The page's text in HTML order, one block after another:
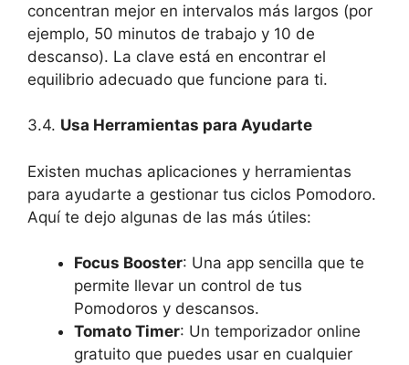
concentran mejor en intervalos más largos (por
ejemplo, 50 minutos de trabajo y 10 de
descanso). La clave está en encontrar el
equilibrio adecuado que funcione para ti.
3.4. Usa Herramientas para Ayudarte
Existen muchas aplicaciones y herramientas
para ayudarte a gestionar tus ciclos Pomodoro.
Aquí te dejo algunas de las más útiles:
Focus Booster: Una app sencilla que te
permite llevar un control de tus
Pomodoros y descansos.
Tomato Timer: Un temporizador online
gratuito que puedes usar en cualquier